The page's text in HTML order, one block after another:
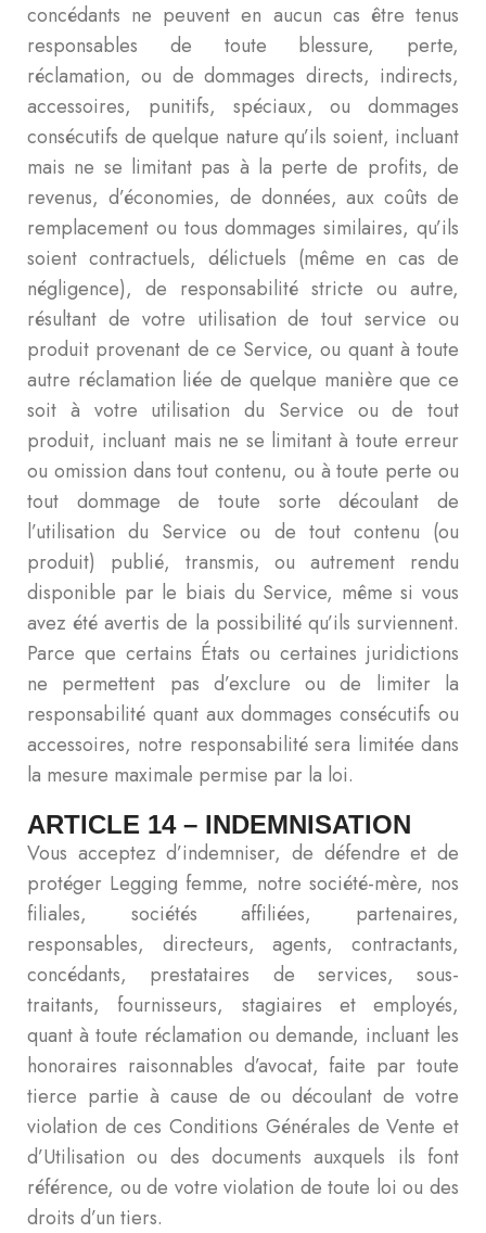
concédants ne peuvent en aucun cas être tenus
responsables de toute blessure, perte,
réclamation, ou de dommages directs, indirects,
accessoires, punitifs, spéciaux, ou dommages
consécutifs de quelque nature qu’ils soient, incluant
mais ne se limitant pas à la perte de profits, de
revenus, d’économies, de données, aux coûts de
remplacement ou tous dommages similaires, qu’ils
soient contractuels, délictuels (même en cas de
négligence), de responsabilité stricte ou autre,
résultant de votre utilisation de tout service ou
produit provenant de ce Service, ou quant à toute
autre réclamation liée de quelque manière que ce
soit à votre utilisation du Service ou de tout
produit, incluant mais ne se limitant à toute erreur
ou omission dans tout contenu, ou à toute perte ou
tout dommage de toute sorte découlant de
l’utilisation du Service ou de tout contenu (ou
produit) publié, transmis, ou autrement rendu
disponible par le biais du Service, même si vous
avez été avertis de la possibilité qu’ils surviennent.
Parce que certains États ou certaines juridictions
ne permettent pas d’exclure ou de limiter la
responsabilité quant aux dommages consécutifs ou
accessoires, notre responsabilité sera limitée dans
la mesure maximale permise par la loi.
ARTICLE 14 – INDEMNISATION
Vous acceptez d’indemniser, de défendre et de
protéger Legging femme, notre société-mère, nos
filiales, sociétés affiliées, partenaires,
responsables, directeurs, agents, contractants,
concédants, prestataires de services, sous-
traitants, fournisseurs, stagiaires et employés,
quant à toute réclamation ou demande, incluant les
honoraires raisonnables d’avocat, faite par toute
tierce partie à cause de ou découlant de votre
violation de ces Conditions Générales de Vente et
d’Utilisation ou des documents auxquels ils font
référence, ou de votre violation de toute loi ou des
droits d’un tiers.